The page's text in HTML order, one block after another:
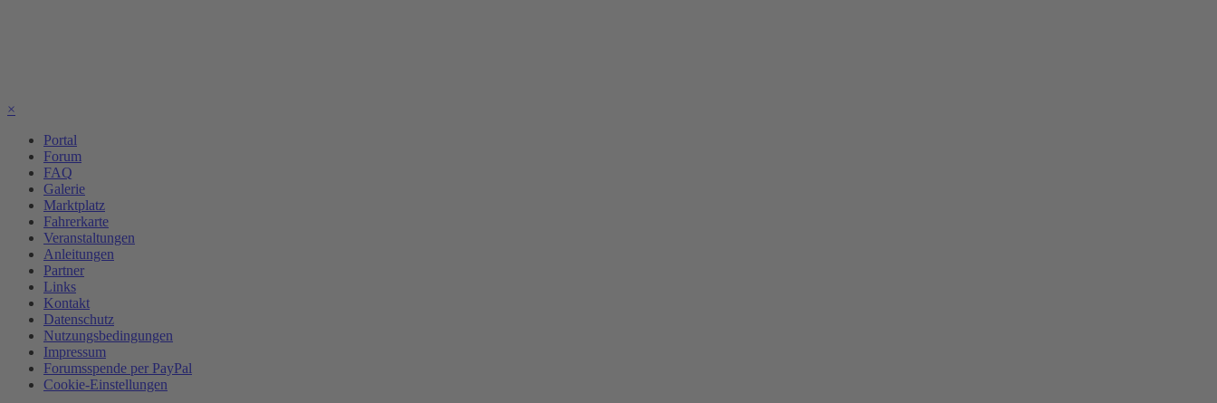
×
Portal
Forum
FAQ
Galerie
Marktplatz
Fahrerkarte
Veranstaltungen
Anleitungen
Partner
Links
Kontakt
Datenschutz
Nutzungsbedingungen
Impressum
Forumsspende per PayPal
Cookie-Einstellungen